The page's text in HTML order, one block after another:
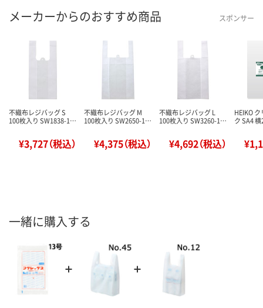
メーカーからのおすすめ商品 スポンサー
不織布レジバッグ S
100枚入り SW1838-1…
¥3,727（税込）
不織布レジバッグ M
100枚入り SW2650-1…
¥4,375（税込）
不織布レジバッグ L
100枚入り SW3260-1…
¥4,692（税込）
HEIKO
ク SA4
一緒に購入する